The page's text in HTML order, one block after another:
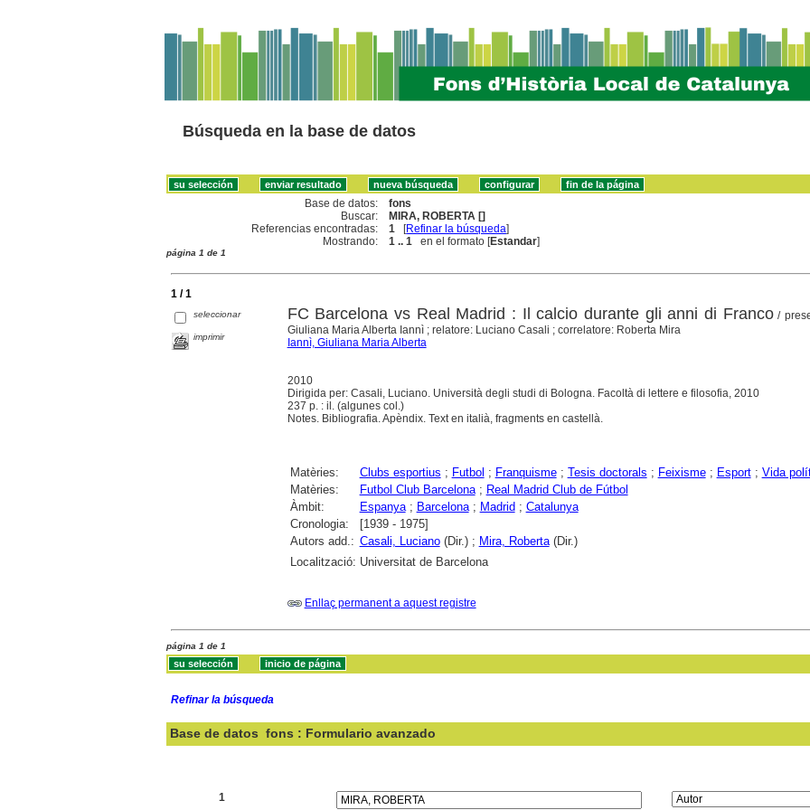
Búsqueda en la base de datos
Base de datos:
fons
Buscar:
MIRA, ROBERTA []
Referencias encontradas:
1 [Refinar la búsqueda]
Mostrando:
1 .. 1 en el formato [Estandar]
página 1 de 1
1 / 1
seleccionar
imprimir
FC Barcelona vs Real Madrid : Il calcio durante gli anni di Franco/
Giuliana Maria Alberta Iannì ; relatore: Luciano Casali ; correlatore: Roberta Mira
Iannì, Giuliana Maria Alberta
2010
Dirigida per: Casali, Luciano. Università degli studi di Bologna. Facoltà di lettere e filosofia, 2010
237 p. : il. (algunes col.)
Notes. Bibliografia. Apèndix. Text en italià, fragments en castellà.
Matèries: Clubs esportius ; Futbol ; Franquisme; Tesis doctorals ; Feixisme; Esport; Vida
Matèries:
Futbol Club Barcelona; Real Madrid Club de Fútbol
Àmbit:
Espanya; Barcelona; Madrid ; Catalunya
Cronologia:
[1939 - 1975]
Autors add.: Casali, Luciano(Dir.) ; Mira, Roberta(Dir.)
Localització: Universitat de Barcelona
Enllaç permanent a aquest registre
página 1 de 1
Refinar la búsqueda
Base de datos fons : Formulario avanzado
1